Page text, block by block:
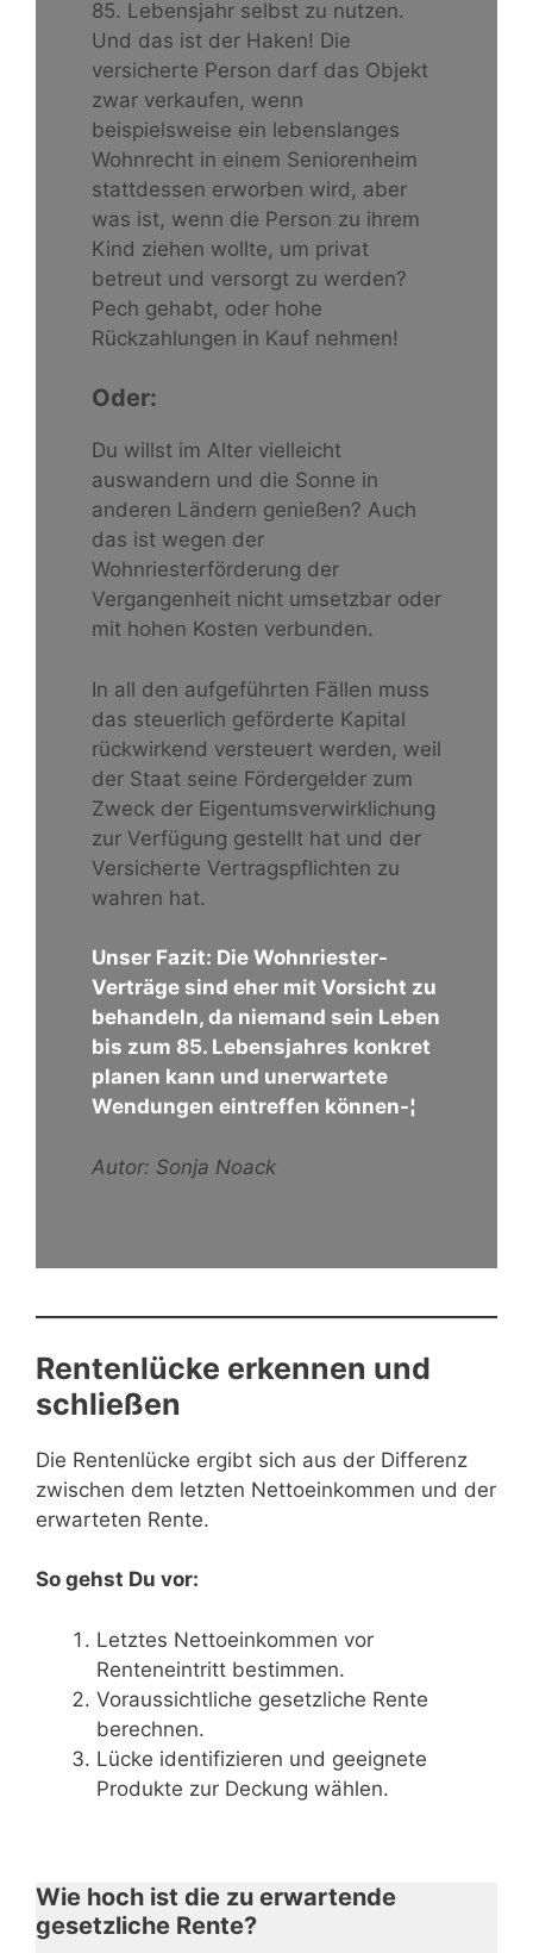
85. Lebensjahr selbst zu nutzen.
Und das ist der Haken! Die
versicherte Person darf das Objekt
zwar verkaufen, wenn
beispielsweise ein lebenslanges
Wohnrecht in einem Seniorenheim
stattdessen erworben wird, aber
was ist, wenn die Person zu ihrem
Kind ziehen wollte, um privat
betreut und versorgt zu werden?
Pech gehabt, oder hohe
Rückzahlungen in Kauf nehmen!
Oder:
Du willst im Alter vielleicht
auswandern und die Sonne in
anderen Ländern genießen? Auch
das ist wegen der
Wohnriesterförderung der
Vergangenheit nicht umsetzbar oder
mit hohen Kosten verbunden.
In all den aufgeführten Fällen muss
das steuerlich geförderte Kapital
rückwirkend versteuert werden, weil
der Staat seine Fördergelder zum
Zweck der Eigentumsverwirklichung
zur Verfügung gestellt hat und der
Versicherte Vertragspflichten zu
wahren hat.
Unser Fazit: Die Wohnriester-
Verträge sind eher mit Vorsicht zu
behandeln, da niemand sein Leben
bis zum 85. Lebensjahres konkret
planen kann und unerwartete
Wendungen eintreffen können-¦
Autor: Sonja Noack
Rentenlücke erkennen und
schließen
Die Rentenlücke ergibt sich aus der Differenz
zwischen dem letzten Nettoeinkommen und der
erwarteten Rente.
So gehst Du vor:
Letztes Nettoeinkommen vor
Renteneintritt bestimmen.
Voraussichtliche gesetzliche Rente
berechnen.
Lücke identifizieren und geeignete
Produkte zur Deckung wählen.
Wie hoch ist die zu erwartende
gesetzliche Rente?